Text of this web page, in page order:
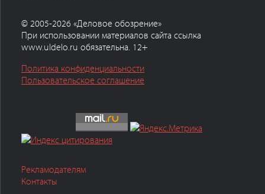
© 2005-2026 «Деловое обозрение»
При использовании материалов сайта ссылка
www.uldelo.ru обязательна. 12+
Политика конфиденциальности
Пользовательское соглашение
Рекламодателям
Контакты